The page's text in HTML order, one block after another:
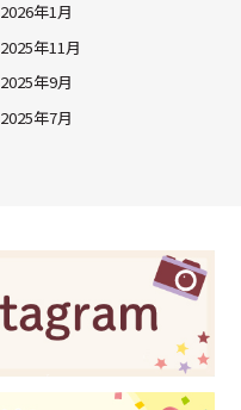
2026年1月
2025年11月
2025年9月
2025年7月